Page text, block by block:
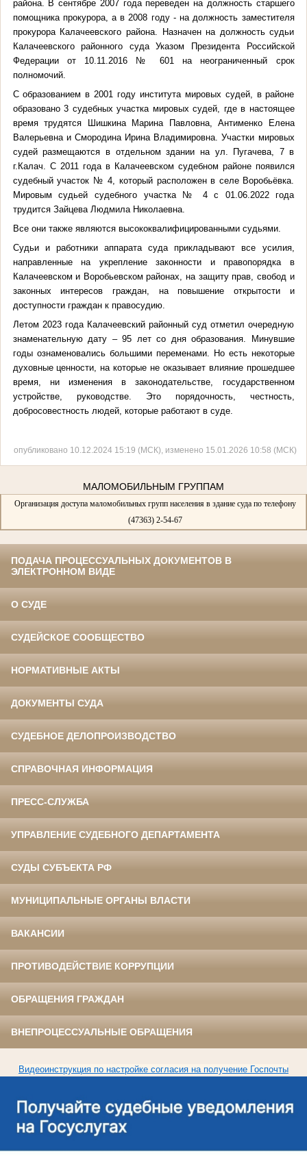
района. В сентябре 2007 года переведен на должность старшего
помощника прокурора, а в 2008 году - на должность заместителя
прокурора Калачеевского района. Назначен на должность судьи
Калачеевского районного суда Указом Президента Российской
Федерации от 10.11.2016 № 601 на неограниченный срок
полномочий.
С образованием в 2001 году института мировых судей, в районе
образовано 3 судебных участка мировых судей, где в настоящее
время трудятся Шишкина Марина Павловна, Антименко Елена
Валерьевна и Смородина Ирина Владимировна. Участки мировых
судей размещаются в отдельном здании на ул. Пугачева, 7 в
г.Калач. С 2011 года в Калачеевском судебном районе появился
судебный участок № 4, который расположен в селе Воробьёвка.
Мировым судьей судебного участка № 4 с 01.06.2022 года
трудится Зайцева Людмила Николаевна.
Все они также являются высококвалифицированными судьями.
Судьи и работники аппарата суда прикладывают все усилия,
направленные на укрепление законности и правопорядка в
Калачеевском и Воробьевском районах, на защиту прав, свобод и
законных интересов граждан, на повышение открытости и
доступности граждан к правосудию.
Летом 2023 года Калачеевский районный суд отметил очередную
знаменательную дату – 95 лет со дня образования. Минувшие
годы ознаменовались большими переменами. Но есть некоторые
духовные ценности, на которые не оказывает влияние прошедшее
время, ни изменения в законодательстве, государственном
устройстве, руководстве. Это порядочность, честность,
добросовестность людей, которые работают в суде.
опубликовано 10.12.2024 15:19 (МСК), изменено 15.01.2026 10:58 (МСК)
МАЛОМОБИЛЬНЫМ ГРУППАМ
Организация доступа маломобильных групп населения в здание суда по телефону
(47363) 2-54-67
ПОДАЧА ПРОЦЕССУАЛЬНЫХ ДОКУМЕНТОВ В
ЭЛЕКТРОННОМ ВИДЕ
О СУДЕ
СУДЕЙСКОЕ СООБЩЕСТВО
НОРМАТИВНЫЕ АКТЫ
ДОКУМЕНТЫ СУДА
СУДЕБНОЕ ДЕЛОПРОИЗВОДСТВО
СПРАВОЧНАЯ ИНФОРМАЦИЯ
ПРЕСС-СЛУЖБА
УПРАВЛЕНИЕ СУДЕБНОГО ДЕПАРТАМЕНТА
СУДЫ СУБЪЕКТА РФ
МУНИЦИПАЛЬНЫЕ ОРГАНЫ ВЛАСТИ
ВАКАНСИИ
ПРОТИВОДЕЙСТВИЕ КОРРУПЦИИ
ОБРАЩЕНИЯ ГРАЖДАН
ВНЕПРОЦЕССУАЛЬНЫЕ ОБРАЩЕНИЯ
Видеоинструкция по настройке согласия на получение Госпочты